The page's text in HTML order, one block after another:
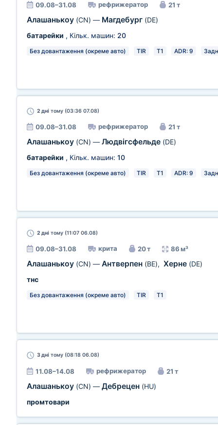
09.08–31.08 рефрижератор 21 т
Алашанькоу (CN) — Магдебург (DE)
батарейки , Кільк. машин: 20
Без довантаження (окреме авто) TIR T1 ADR: 9
2 дні тому (03:36 07.08)
09.08–31.08 рефрижератор 21 т
Алашанькоу (CN) — Людвігсфельде (DE)
батарейки , Кільк. машин: 10
Без довантаження (окреме авто) TIR T1 ADR: 9
2 дні тому (11:07 06.08)
09.08–31.08 крита 20 т 86 м³
Алашанькоу (CN) — Антверпен (BE), Херне (DE)
тнс
Без довантаження (окреме авто) TIR T1
3 дні тому (08:18 06.08)
11.08–14.08 рефрижератор 21 т
Алашанькоу (CN) — Дебрецен (HU)
промтовари